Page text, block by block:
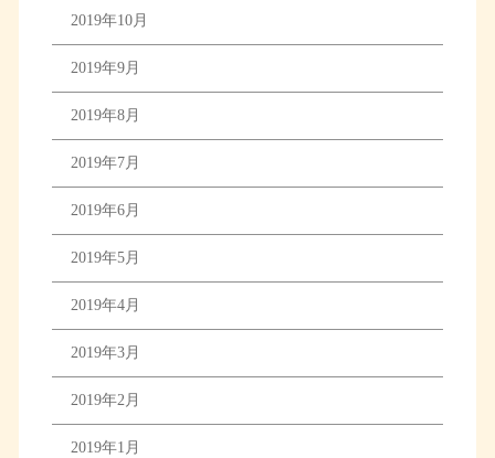
2019年10月
2019年9月
2019年8月
2019年7月
2019年6月
2019年5月
2019年4月
2019年3月
2019年2月
2019年1月